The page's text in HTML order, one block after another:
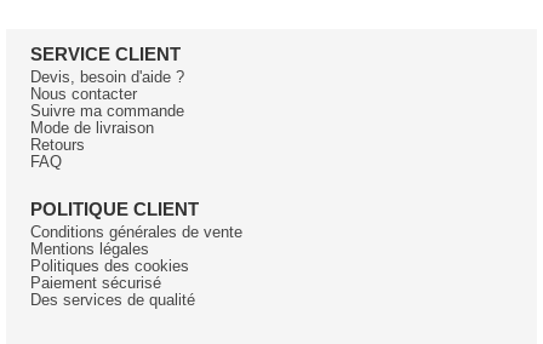
SERVICE CLIENT
Devis, besoin d'aide ?
Nous contacter
Suivre ma commande
Mode de livraison
Retours
FAQ
POLITIQUE CLIENT
Conditions générales de vente
Mentions légales
Politiques des cookies
Paiement sécurisé
Des services de qualité